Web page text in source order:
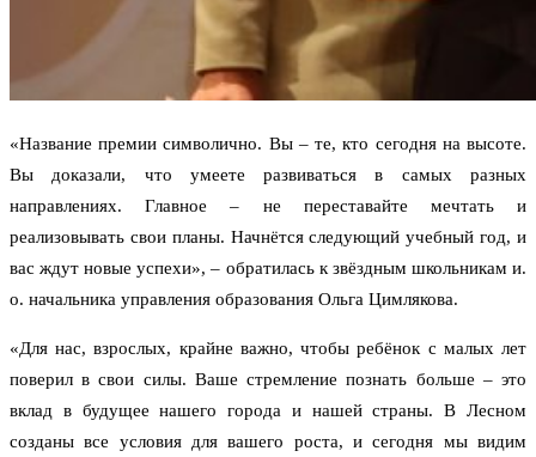
«Название премии символично. Вы – те, кто сегодня на высоте.
Вы доказали, что умеете развиваться в самых разных
направлениях. Главное – не переставайте мечтать и
реализовывать свои планы. Начнётся следующий учебный год, и
вас ждут новые успехи», – обратилась к звёздным школьникам и.
о. начальника управления образования Ольга Цимлякова.
«Для нас, взрослых, крайне важно, чтобы ребёнок с малых лет
поверил в свои силы. Ваше стремление познать больше – это
вклад в будущее нашего города и нашей страны. В Лесном
созданы все условия для вашего роста, и сегодня мы видим